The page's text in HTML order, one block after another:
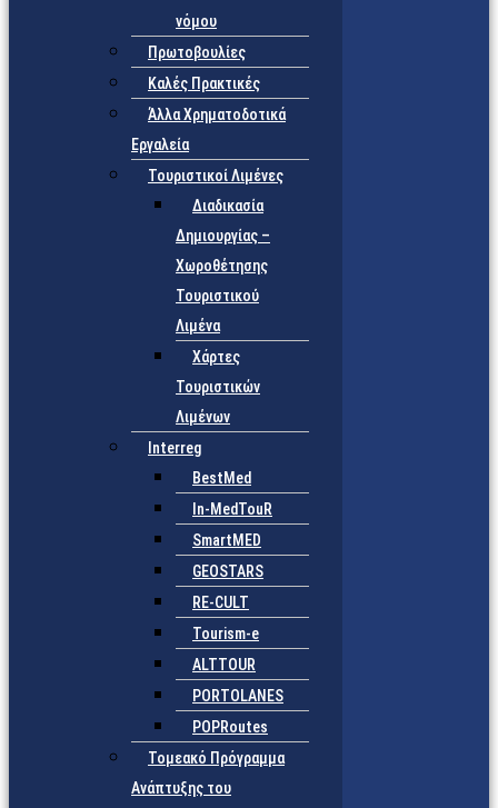
νόμου
Πρωτοβουλίες
Καλές Πρακτικές
Άλλα Χρηματοδοτικά
Εργαλεία
Τουριστικοί Λιμένες
Διαδικασία
Δημιουργίας –
Χωροθέτησης
Τουριστικού
Λιμένα
Χάρτες
Τουριστικών
Λιμένων
Interreg
BestMed
In-MedTouR
SmartMED
GEOSTARS
RE-CULT
Tourism-e
ALTTOUR
PORTOLANES
POPRoutes
Τομεακό Πρόγραμμα
Ανάπτυξης του